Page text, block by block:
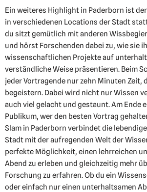
Ein weiteres Highlight in Paderborn ist
in verschiedenen Locations der Stadt
du sitzt gemütlich mit anderen
und hörst Forschenden dabei zu, wie sie
wissenschaftlichen Projekte auf
verständliche Weise präsentieren. Beim
jeder Vortragende nur zehn Minuten Zeit,
begeistern. Dabei wird nicht nur Wissen
auch viel gelacht und gestaunt. Am Ende
Publikum, wer den besten Vortrag
Slam in Paderborn verbindet die
Stadt mit der aufregenden Welt der
perfekte Möglichkeit, einen lehrreichen
Abend zu erleben und gleichzeitig mehr
Forschung zu erfahren. Ob du ein
oder einfach nur einen unterhaltsamen